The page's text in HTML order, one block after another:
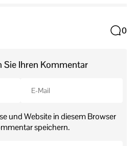
0
Sie Ihren Kommentar
und Website in diesem Browser
speichern.